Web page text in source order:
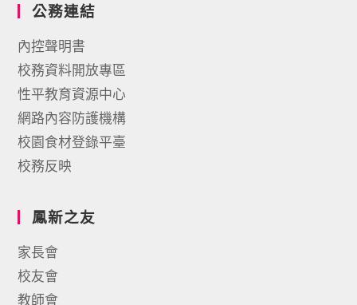
公務連結
內控聲明書
校務資料開放專區
性平教育資源中心
網路內容防護機構
校園食材登錄平臺
校務反映
鳳新之友
家長會
校友會
教師會